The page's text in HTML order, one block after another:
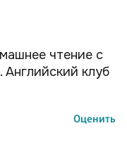
чтение с
Английский клуб
Оценить